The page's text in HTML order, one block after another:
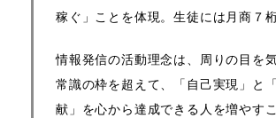
稼ぐ」ことを体現。生徒には月商７桁
情報発信の活動理念は、周りの目を気
常識の枠を超えて、
「自己実現」と
献」を心から達成できる人を増やすこ